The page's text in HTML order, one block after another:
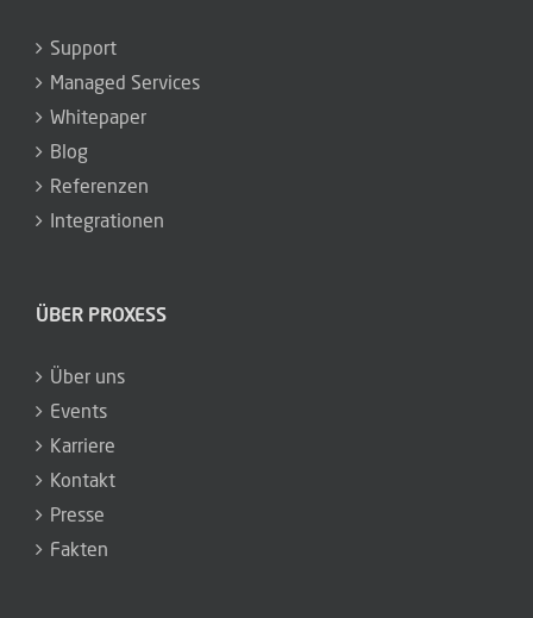
Support
Managed Services
Whitepaper
Blog
Referenzen
Integrationen
ÜBER PROXESS
Über uns
Events
Karriere
Kontakt
Presse
Fakten